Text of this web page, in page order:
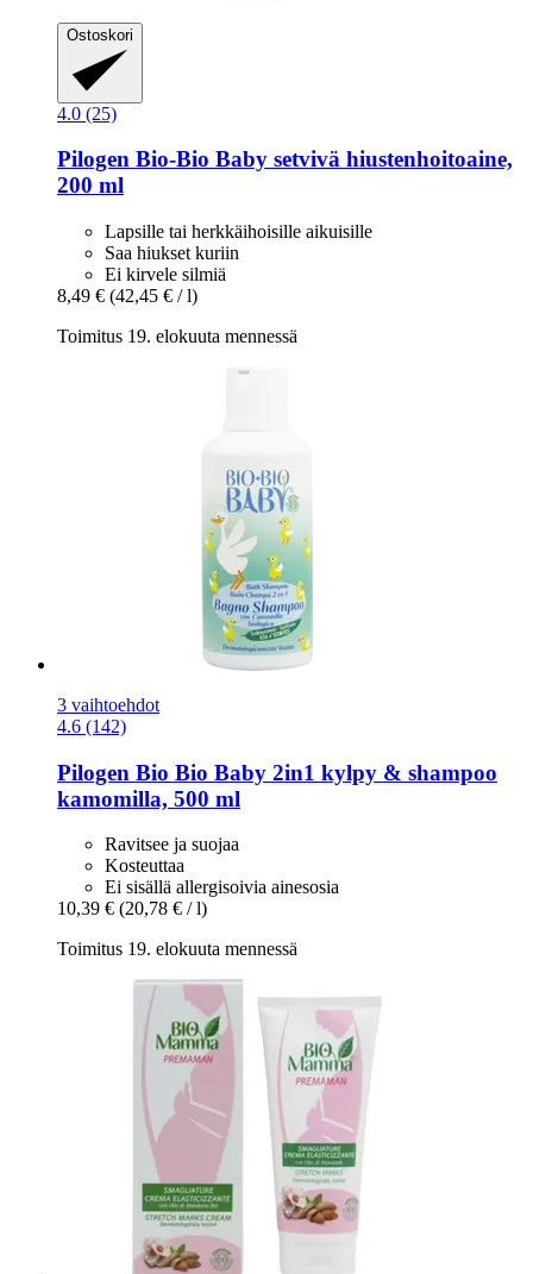
Ostoskori
4.0 (25)
Pilogen Bio-​Bio Baby setvivä hiustenhoitoaine,
200 ml
Lapsille tai herkkäihoisille aikuisille
Saa hiukset kuriin
Ei kirvele silmiä
8,49 € (42,45 € / l)
Toimitus 19. elokuuta mennessä
3 vaihtoehdot
4.6 (142)
Pilogen Bio Bio Baby 2in1 kylpy & shampoo
kamomilla, 500 ml
Ravitsee ja suojaa
Kosteuttaa
Ei sisällä allergisoivia ainesosia
10,39 € (20,78 € / l)
Toimitus 19. elokuuta mennessä